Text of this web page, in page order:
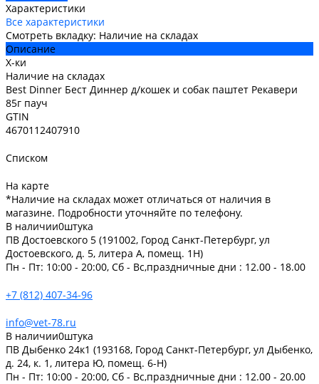
Характеристики
Все характеристики
Смотреть вкладку: Наличие на складах
Описание
Х-ки
Наличие на складах
Best Dinner Бест Диннер д/кошек и собак паштет Рекавери
85г пауч
GTIN
4670112407910
Списком
На карте
*Наличие на складах может отличаться от наличия в
магазине. Подробности уточняйте по телефону.
В наличии0штука
ПВ Достоевского 5 (191002, Город Санкт-Петербург, ул
Достоевского, д. 5, литера А, помещ. 1Н)
Пн - Пт: 10:00 - 20:00, Сб - Вс,праздничные дни : 12.00 - 18.00
+7 (812) 407-34-96
info@vet-78.ru
В наличии0штука
ПВ Дыбенко 24к1 (193168, Город Санкт-Петербург, ул Дыбенко,
д. 24, к. 1, литера Ю, помещ. 6-Н)
Пн - Пт: 10:00 - 20:00, Сб - Вс,праздничные дни : 12.00 - 20.00